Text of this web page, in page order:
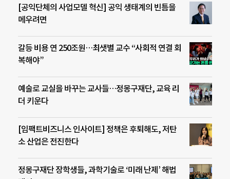
[공익단체의 사업모델 혁신] 공익 생태계의 빈틈을
메우려면
갈등 비용 연 250조원…최샛별 교수 “사회적 연결 회
복해야”
예술로 교실을 바꾸는 교사들…정몽구재단, 교육 리
더 키운다
[임팩트비즈니스 인사이트] 정책은 후퇴해도, 저탄
소 산업은 전진한다
정몽구재단 장학생들, 과학기술로 ‘미래 난제’ 해법